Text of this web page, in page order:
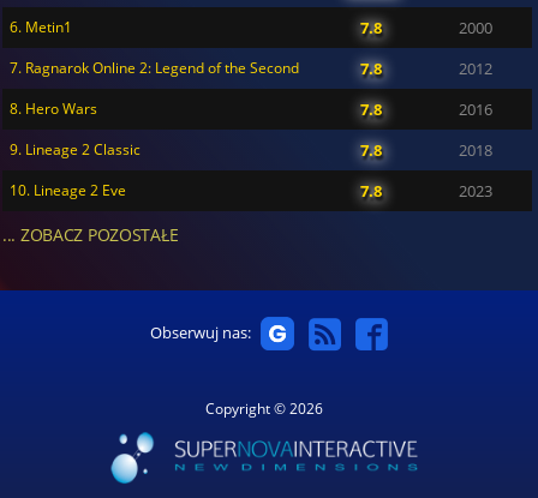
6. Metin1 7.8 2000
7. Ragnarok Online 2: Legend of the Second 7.8 2012
8. Hero Wars 7.8 2016
9. Lineage 2 Classic 7.8 2018
10. Lineage 2 Eve 7.8 2023
... ZOBACZ POZOSTAŁE
Obserwuj nas:
Copyright © 2026